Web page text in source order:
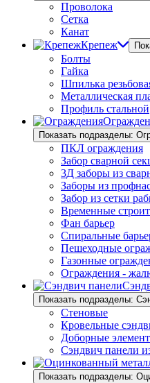
Проволока
Сетка
Канат
Крепеж
Болты
Гайка
Шпилька
Металлическая
Профиль стальной
Показать подразделы:
ПКЛ ограждения
Забор сварной
3Д заборы из
Заборы из
Забор из сетки
Временные
Фан барьер
Спиральные
Пешеходные
Газонные
Ограждения -
Показать подразделы:
Стеновые
Кровельные
Доборные
Сэндвич панели
Показать подразделы: